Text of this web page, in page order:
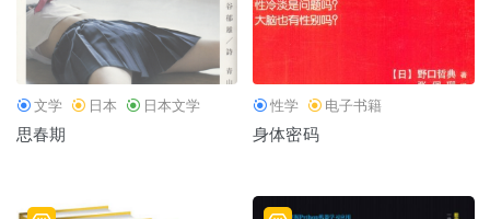
文学 日本 日本文学
思春期
性学 电子书籍
身体密码